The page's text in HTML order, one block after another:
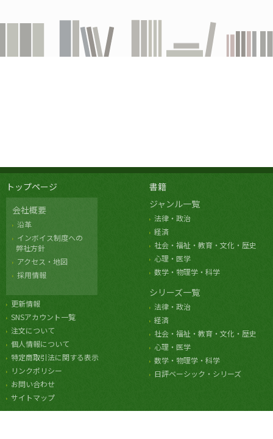
トップページ
会社概要
沿革
インボイス制度への
弊社方針
アクセス・地図
採用情報
更新情報
SNSアカウント一覧
注文について
個人情報について
特定商取引法に関する表示
リンクポリシー
お問い合わせ
サイトマップ
書籍
ジャンル一覧
法律・政治
経済
社会・福祉・教育・文化・歴史
心理・医学
数学・物理学・科学
シリーズ一覧
法律・政治
経済
社会・福祉・教育・文化・歴史
心理・医学
数学・物理学・科学
日評ベーシック・シリーズ